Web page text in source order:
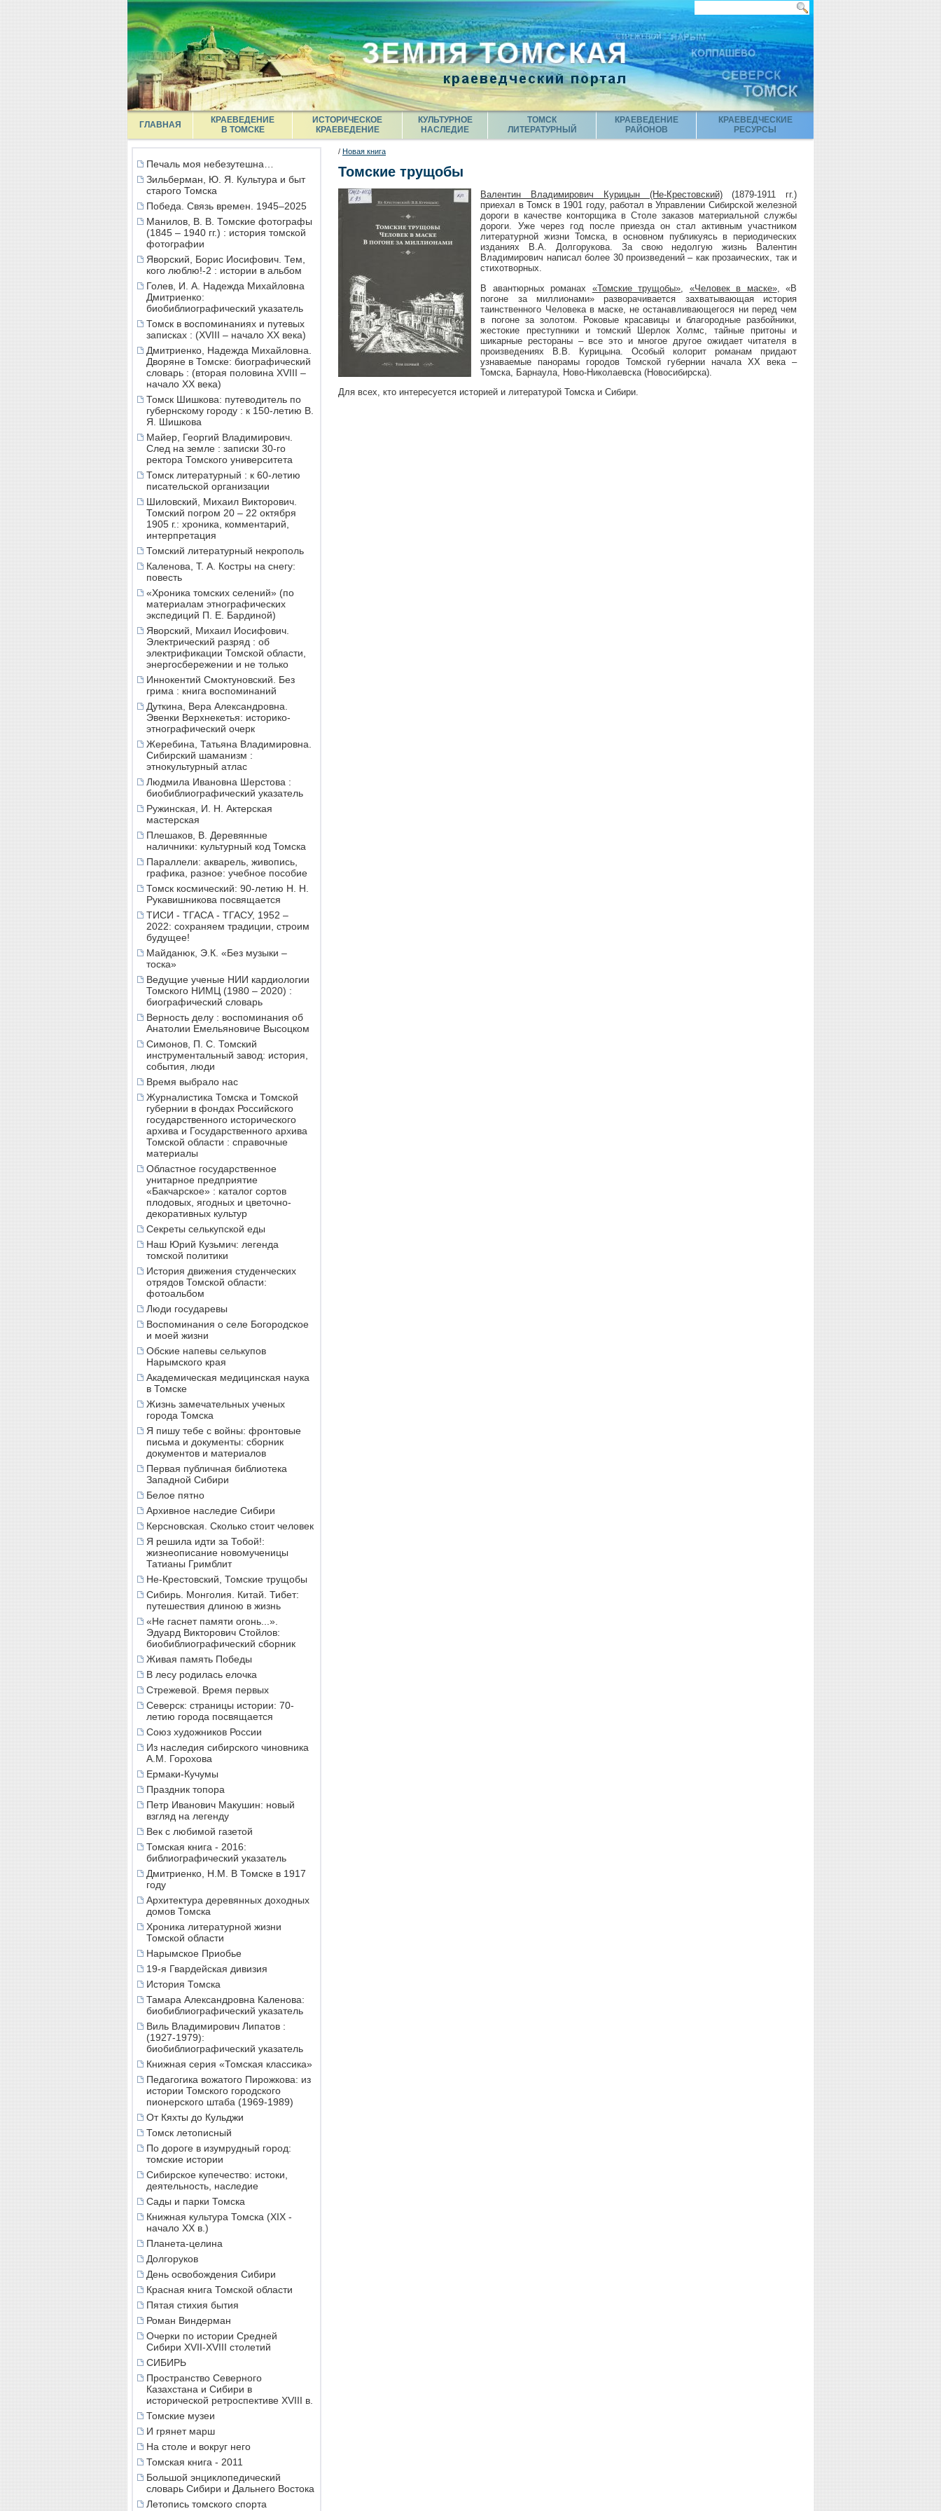
ГЛАВНАЯ
КРАЕВЕДЕНИЕ
В ТОМСКЕ
ИСТОРИЧЕСКОЕ
КРАЕВЕДЕНИЕ
КУЛЬТУРНОЕ
НАСЛЕДИЕ
ТОМСК
ЛИТЕРАТУРНЫЙ
КРАЕВЕДЕНИЕ
РАЙОНОВ
КРАЕВЕДЧЕСКИЕ
РЕСУРСЫ
Печаль моя небезутешна…
Зильберман, Ю. Я. Культура и быт
старого Томска
Победа. Связь времен. 1945–2025
Манилов, В. В. Томские фотографы
(1845 – 1940 гг.) : история томской
фотографии
Яворский, Борис Иосифович. Тем,
кого люблю!-2 : истории в альбом
Голев, И. А. Надежда Михайловна
Дмитриенко:
биобиблиографический указатель
Томск в воспоминаниях и путевых
записках : (XVIII – начало XX века)
Дмитриенко, Надежда Михайловна.
Дворяне в Томске: биографический
словарь : (вторая половина XVIII –
начало XX века)
Томск Шишкова: путеводитель по
губернскому городу : к 150-летию В.
Я. Шишкова
Майер, Георгий Владимирович.
След на земле : записки 30-го
ректора Томского университета
Томск литературный : к 60-летию
писательской организации
Шиловский, Михаил Викторович.
Томский погром 20 – 22 октября
1905 г.: хроника, комментарий,
интерпретация
Томский литературный некрополь
Каленова, Т. А. Костры на снегу:
повесть
«Хроника томских селений» (по
материалам этнографических
экспедиций П. Е. Бардиной)
Яворский, Михаил Иосифович.
Электрический разряд : об
электрификации Томской области,
энергосбережении и не только
Иннокентий Смоктуновский. Без
грима : книга воспоминаний
Дуткина, Вера Александровна.
Эвенки Верхнекетья: историко-
этнографический очерк
Жеребина, Татьяна Владимировна.
Сибирский шаманизм :
этнокультурный атлас
Людмила Ивановна Шерстова :
биобиблиографический указатель
Ружинская, И. Н. Актерская
мастерская
Плешаков, В. Деревянные
наличники: культурный код Томска
Параллели: акварель, живопись,
графика, разное: учебное пособие
Томск космический: 90-летию Н. Н.
Рукавишникова посвящается
ТИСИ - ТГАСА - ТГАСУ, 1952 –
2022: сохраняем традиции, строим
будущее!
Майданюк, Э.К. «Без музыки –
тоска»
Ведущие ученые НИИ кардиологии
Томского НИМЦ (1980 – 2020) :
биографический словарь
Верность делу : воспоминания об
Анатолии Емельяновиче Высоцком
Симонов, П. С. Томский
инструментальный завод: история,
события, люди
Время выбрало нас
Журналистика Томска и Томской
губернии в фондах Российского
государственного исторического
архива и Государственного архива
Томской области : справочные
материалы
Областное государственное
унитарное предприятие
«Бакчарское» : каталог сортов
плодовых, ягодных и цветочно-
декоративных культур
Секреты селькупской еды
Наш Юрий Кузьмич: легенда
томской политики
История движения студенческих
отрядов Томской области:
фотоальбом
Люди государевы
Воспоминания о селе Богородское
и моей жизни
Обские напевы селькупов
Нарымского края
Академическая медицинская наука
в Томске
Жизнь замечательных ученых
города Томска
Я пишу тебе с войны: фронтовые
письма и документы: сборник
документов и материалов
Первая публичная библиотека
Западной Сибири
Белое пятно
Архивное наследие Сибири
Керсновская. Сколько стоит человек
Я решила идти за Тобой!:
жизнеописание новомученицы
Татианы Гримблит
Не-Крестовский, Томские трущобы
Сибирь. Монголия. Китай. Тибет:
путешествия длиною в жизнь
«Не гаснет памяти огонь...».
Эдуард Викторович Стойлов:
биобиблиографический сборник
Живая память Победы
В лесу родилась елочка
Стрежевой. Время первых
Северск: страницы истории: 70-
летию города посвящается
Союз художников России
Из наследия сибирского чиновника
А.М. Горохова
Ермаки-Кучумы
Праздник топора
Петр Иванович Макушин: новый
взгляд на легенду
Век с любимой газетой
Томская книга - 2016:
библиографический указатель
Дмитриенко, Н.М. В Томске в 1917
году
Архитектура деревянных доходных
домов Томска
Хроника литературной жизни
Томской области
Нарымское Приобье
19-я Гвардейская дивизия
История Томска
Тамара Александровна Каленова:
биобиблиографический указатель
Виль Владимирович Липатов :
(1927-1979):
биобиблиографический указатель
Книжная серия «Томская классика»
Педагогика вожатого Пирожкова: из
истории Томского городского
пионерского штаба (1969-1989)
От Кяхты до Кульджи
Томск летописный
По дороге в изумрудный город:
томские истории
Сибирское купечество: истоки,
деятельность, наследие
Сады и парки Томска
Книжная культура Томска (XIX -
начало XX в.)
Планета-целина
Долгоруков
День освобождения Сибири
Красная книга Томской области
Пятая стихия бытия
Роман Виндерман
Очерки по истории Средней
Сибири XVII-XVIII столетий
СИБИРЬ
Пространство Северного
Казахстана и Сибири в
исторической ретроспективе XVIII в.
Томские музеи
И грянет марш
На столе и вокруг него
Томская книга - 2011
Большой энциклопедический
словарь Сибири и Дальнего Востока
Летопись томского спорта
/ Новая книга
Томские трущобы
Валентин Владимирович Курицын (Не-Крестовский)(1879-1911 гг.)
приехал в Томск в 1901 году, работал в Управлении Сибирской железной
дороги в качестве конторщика в Столе заказов материальной службы
дороги. Уже через год после приезда он стал активным участником
литературной жизни Томска, в основном публикуясь в периодических
изданиях В.А. Долгорукова. За свою недолгую жизнь Валентин
Владимирович написал более 30 произведений – как прозаических, так и
стихотворных.
В авантюрных романах «Томские трущобы» «Человек в маске», «В
погоне за миллионами» разворачивается захватывающая история
таинственного Человека в маске, не останавливающегося ни перед чем
в погоне за золотом. Роковые красавицы и благородные разбойники,
жестокие преступники и томский Шерлок Холмс, тайные притоны и
шикарные рестораны – все это и многое другое ожидает читателя в
произведениях В.В. Курицына. Особый колорит романам придают
узнаваемые панорамы городов Томской губернии начала ХХ века –
Томска, Барнаула, Ново-Николаевска (Новосибирска).
Для всех, кто интересуется историей и литературой Томска и Сибири.